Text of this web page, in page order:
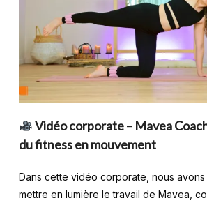
Vidéo corporate – Mavea
du fitness en mouvement
Dans cette vidéo corporate, nous
mettre en lumière le travail de Mavea,